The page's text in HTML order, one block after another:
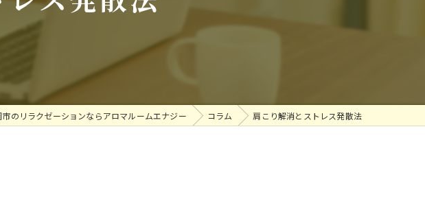
のリラクゼーションならアロマルームエナジー コラム 肩こり解消とストレス発散法